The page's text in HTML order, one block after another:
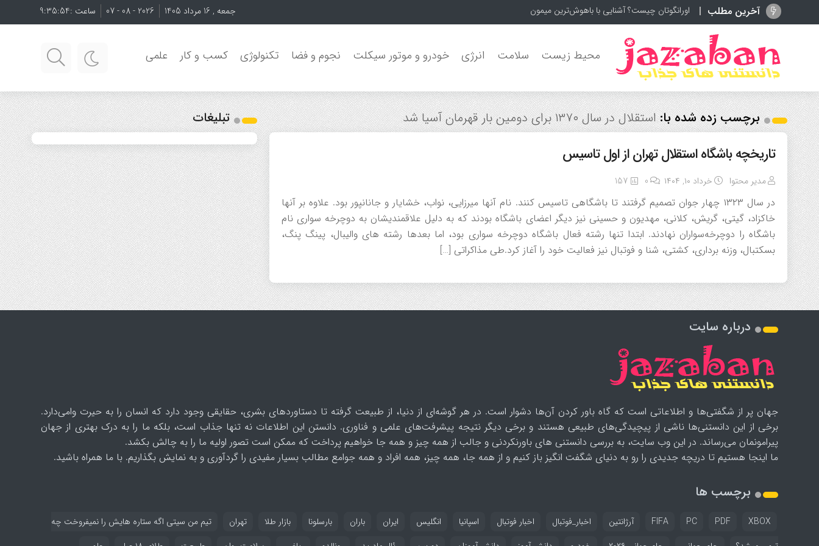
آخرین مطلب اورانگوتان چیست؟ آشنایی با باهوش‌ترین میمون جنگل‌ه جمعه , 16 مرداد 1405 2026 - 08 - 07 ساعت :9:35:54
محیط زیست سلامت انرژی خودرو و موتور سیکلت نجوم و فضا تکنولوژی کسب و کار علمی
برچسب زده شده با:استقلال در سال ۱۳۷۰ برای دومین بار قهرمان آسیا شد
تاریخچه باشگاه استقلال تهران از اول تاسیس
مدیر محتوا خرداد ۱۰, ۱۴۰۴ 0
157
در سال ۱۳۲۳ چهار جوان تصمیم گرفتند تا باشگاهی تاسیس کنند. نام آنها میرزایی، نواب، خشایار و جانانپور بود. علاوه بر آنها
خاکزاد، گیتی، گریش، کلانی، مهدیون و حسینی نیز دیگر اعضای باشگاه بودند که به دلیل علاقمندیشان به دوچرخه سواری نام
باشگاه را دوچرخه‌سواران نهادند. ابتدا تنها رشته فعال باشگاه دوچرخه سواری بود، اما بعدها رشته های والیبال، پینگ پنگ،
بسکتبال، وزنه برداری، کشتی، شنا و فوتبال نیز فعالیت خود را آغاز کرد.طی مذاکراتی […]
تبلیغات
درباره سایت
جهان پر از شگفتی‌ها و اطلاعاتی است که گاه باور کردن آن‌ها دشوار است. در هر گوشه‌ای از دنیا، از طبیعت گرفته تا دستاوردهای بشری، حقایقی وجود دارد که انسان را به حیرت وامی‌دارد.
برخی از این دانستنی‌ها ناشی از پیچیدگی‌های طبیعی هستند و برخی دیگر نتیجه پیشرفت‌های علمی و فناوری. دانستن این اطلاعات نه تنها جذاب است، بلکه ما را به درک بهتری از جهان
پیرامونمان می‌رساند. در این وب سایت، به بررسی دانستنی های باورنکردنی و جالب از همه چیز و همه جا خواهیم پرداخت که ممکن است تصور اولیه ما را به چالش بکشد.
ما اینجا هستیم تا دریچه جدیدی را رو به دنیای شگفت انگیز باز کنیم و از همه جا، همه چیز، همه افراد و همه جوامع مطالب بسیار مفیدی را گردآوری و به نمایش بگذاریم. با ما همراه باشید.
برچسب ها
FIFA PC PDF XBOX آرژانتین اخبار_فوتبال اخبار فوتبال اسپانیا انگلیس ایران باران بارسلونا بازار طلا تهران
تیم من سیتی اگه ستاره هایش را نمیفروخت چه